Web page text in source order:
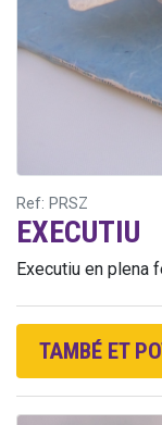
Ref: PRSZ
EXECUTIU
Executiu en plena
TAMBÉ ET